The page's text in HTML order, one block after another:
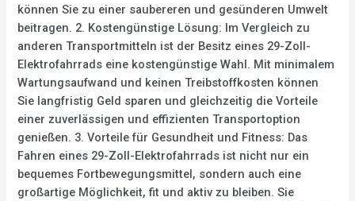
können Sie zu einer saubereren und gesünderen Umwelt
beitragen. 2. Kostengünstige Lösung: Im Vergleich zu
anderen Transportmitteln ist der Besitz eines 29-Zoll-
Elektrofahrrads eine kostengünstige Wahl. Mit minimalem
Wartungsaufwand und keinen Treibstoffkosten können
Sie langfristig Geld sparen und gleichzeitig die Vorteile
einer zuverlässigen und effizienten Transportoption
genießen. 3. Vorteile für Gesundheit und Fitness: Das
Fahren eines 29-Zoll-Elektrofahrrads ist nicht nur ein
bequemes Fortbewegungsmittel, sondern auch eine
großartige Möglichkeit, fit und aktiv zu bleiben. Sie